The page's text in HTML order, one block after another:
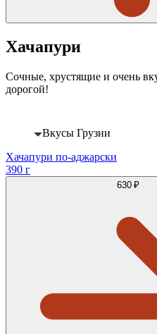
Хачапури
Сочные, хрустящие и очень
дорогой!
Вкусы Грузии
Хачапури по-аджарски
390 г
630 ₽